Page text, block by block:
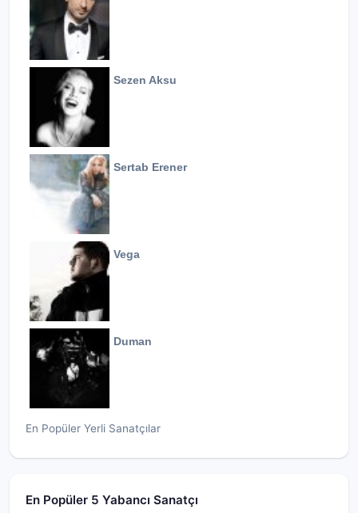
Sezen Aksu
Sertab Erener
Vega
Duman
En Popüler Yerli Sanatçılar
En Popüler 5 Yabancı Sanatçı